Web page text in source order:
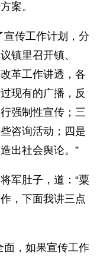
案。
传工作计划，分
镇里召开镇、
革工作讲透，各
现有的广播，反
强制性宣传；三
咨询活动；四是
出社会舆论。”
军肚子，道：“粟
，下面我讲三点
，如果宣传工作